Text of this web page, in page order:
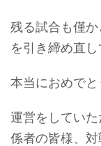
残る試合も僅
を引き締め直
本当におめでと
運営をしてい
係者の皆様、